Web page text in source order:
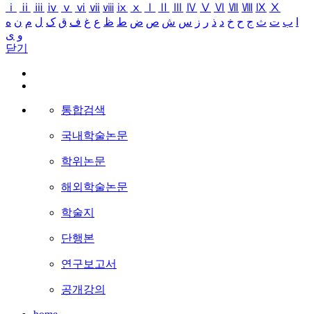
ⅰ
ⅱ ⅲ ⅳ ⅴ ⅵ ⅶ ⅷ ⅸ ⅹ Ⅳ Ⅴ Ⅵ Ⅶ Ⅷ Ⅸ Ⅹ
ب ت ث ج ح خ د ذ ر ز س ش ص ض ط ظ ع غ ف ق ک ل م ن ه
و ی
닫기
통합검색
국내학술논문
학위논문
해외학술논문
학술지
단행본
연구보고서
공개강의